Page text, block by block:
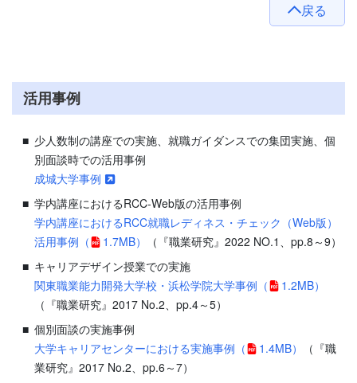
戻る
活用事例
少人数制の講座での実施、就職ガイダンスでの集団実施、個
別面談時での活用事例
成城大学事例
学内講座におけるRCC-Web版の活用事例
学内講座におけるRCC就職レディネス・チェック（Web版）
活用事例 （ 1.7MB）
（『職業研究』2022 NO.1、pp.8～9）
キャリアデザイン授業での実施
関東職業能力開発大学校・浜松学院大学事例 （
1.2MB）
（『職業研究』2017 No.2、pp.4～5）
個別面談の実施事例
大学キャリアセンターにおける実施事例 （ 1.4MB）
（『職
業研究』2017 No.2、pp.6～7）